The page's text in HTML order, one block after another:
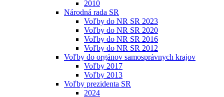
2010
Národná rada SR
Voľby do NR SR 2023
Voľby do NR SR 2020
Voľby do NR SR 2016
Voľby do NR SR 2012
Voľby do orgánov samosprávnych krajov
Voľby 2017
Voľby 2013
Voľby prezidenta SR
2024